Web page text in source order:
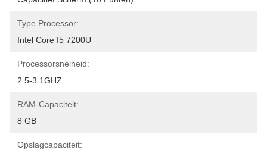
Type Processor:
Intel Core I5 7200U
Processorsnelheid:
2.5-3.1GHZ
RAM-Capaciteit:
8 GB
Opslagcapaciteit: